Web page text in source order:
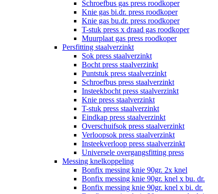
Schroefbus gas press roodkoper
Knie gas bi.dr. press roodkoper
Knie gas bu.dr. press roodkoper
T-stuk press x draad gas roodkoper
Muurplaat gas press roodkoper
Persfitting staalverzinkt
Sok press staalverzinkt
Bocht press staalverzinkt
Puntstuk press staalverzinkt
Schroefbus press staalverzinkt
Insteekbocht press staalverzinkt
Knie press staalverzinkt
T-stuk press staalverzinkt
Eindkap press staalverzinkt
Overschuifsok press staalverzinkt
Verloopsok press staalverzinkt
Insteekverloop press staalverzinkt
Universele overgangsfitting press
Messing knelkoppeling
Bonfix messing knie 90gr. 2x knel
Bonfix messing knie 90gr. knel x bu. dr.
Bonfix messing knie 90gr. knel x bi. dr.